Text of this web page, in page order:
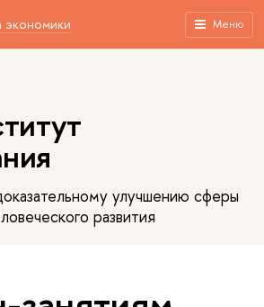
экономики Меню
улучшению сферы
развития